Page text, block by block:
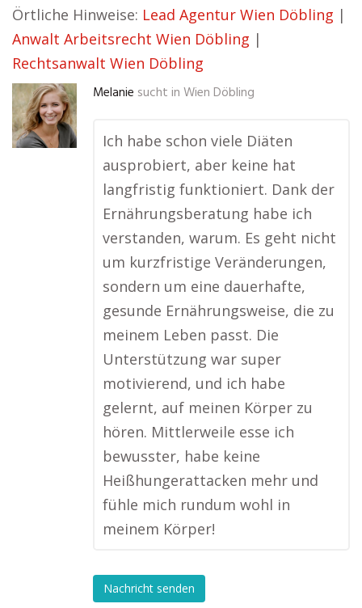
Örtliche Hinweise: Lead Agentur Wien Döbling |
Anwalt Arbeitsrecht Wien Döbling |
Rechtsanwalt Wien Döbling
Melanie sucht in Wien Döbling
Ich habe schon viele Diäten
ausprobiert, aber keine hat
langfristig funktioniert. Dank der
Ernährungsberatung habe ich
verstanden, warum. Es geht nicht
um kurzfristige Veränderungen,
sondern um eine dauerhafte,
gesunde Ernährungsweise, die zu
meinem Leben passt. Die
Unterstützung war super
motivierend, und ich habe
gelernt, auf meinen Körper zu
hören. Mittlerweile esse ich
bewusster, habe keine
Heißhungerattacken mehr und
fühle mich rundum wohl in
meinem Körper!
Nachricht senden